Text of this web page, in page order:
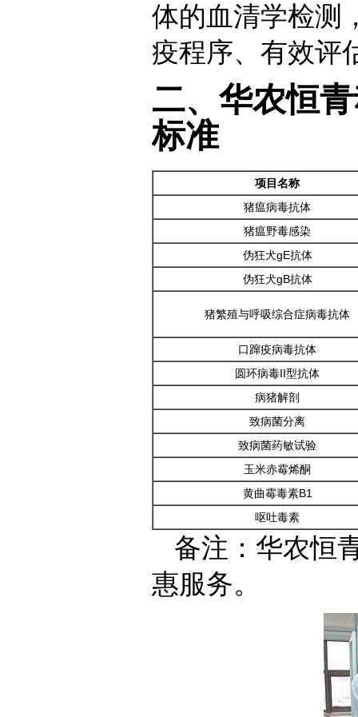
体的血清学检测
疫程序、有效评
二、华农恒
标准
项目名称
猪瘟病毒抗体
猪瘟野毒感染
伪狂犬gE抗体
伪狂犬gB抗体
猪繁殖与呼吸综合症病毒抗体
口蹿疫病毒抗体
圆环病毒II型抗体
病猪解剖
致病菌分离
致病菌药敏试验
玉米赤霉烯酮
黄曲霉毒素B1
呕吐毒素
备注：华农恒
惠服务。